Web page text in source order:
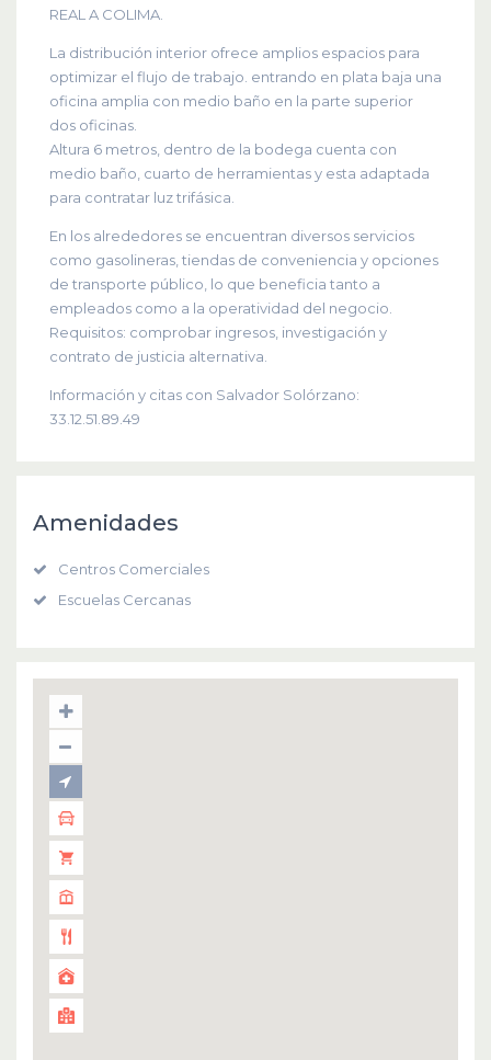
REAL A COLIMA.
La distribución interior ofrece amplios espacios para
optimizar el flujo de trabajo. entrando en plata baja una
oficina amplia con medio baño en la parte superior
dos oficinas.
Altura 6 metros, dentro de la bodega cuenta con
medio baño, cuarto de herramientas y esta adaptada
para contratar luz trifásica.
En los alrededores se encuentran diversos servicios
como gasolineras, tiendas de conveniencia y opciones
de transporte público, lo que beneficia tanto a
empleados como a la operatividad del negocio.
Requisitos: comprobar ingresos, investigación y
contrato de justicia alternativa.
Información y citas con Salvador Solórzano:
33.12.51.89.49
Amenidades
Centros Comerciales
Escuelas Cercanas